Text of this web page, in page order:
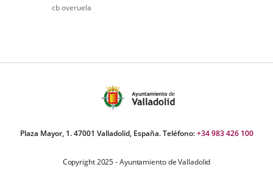
cb overuela
Plaza Mayor, 1. 47001 Valladolid, España. Teléfono:+34 983 426 100
Copyright 2025 - Ayuntamiento de Valladolid